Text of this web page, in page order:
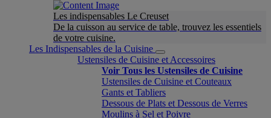
Les indispensables Le Creuset
De la cuisson au service de table, trouvez les essentiels
de votre cuisine.
Les Indispensables de la Cuisine
Ustensiles de Cuisine et Accessoires
Voir Tous les Ustensiles de Cuisine
Ustensiles de Cuisine et Couteaux
Gants et Tabliers
Dessous de Plats et Dessous de Verres
Moulins à Sel et Poivre